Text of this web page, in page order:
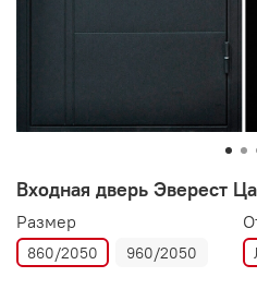
Входная дверь Эверест
Размер
860/2050 960/2050